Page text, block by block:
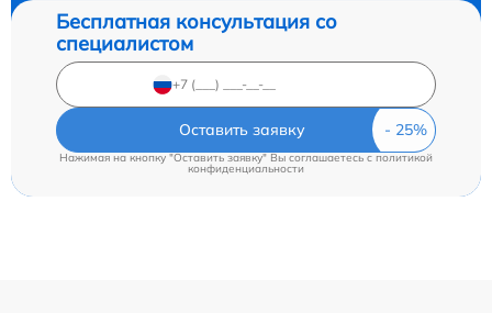
Бесплатная консультация со
специалистом
Оставить заявку
Нажимая на кнопку "Оставить заявку" Вы соглашаетесь cполитикой
конфиденциальности